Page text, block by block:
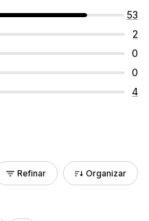
53
2
0
0
4
Refinar Organizar